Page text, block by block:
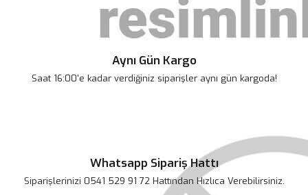
Yorum Yaz
Ürün resmi kalitesiz, bozuk veya görüntülenemiyor.
Aynı Gün Kargo
Saat 16:00'e kadar verdiğiniz siparişler aynı gün kargoda!
Whatsapp Sipariş Hattı
Siparişlerinizi 0541 529 91 72 Hattından Hızlıca Verebilirsiniz.